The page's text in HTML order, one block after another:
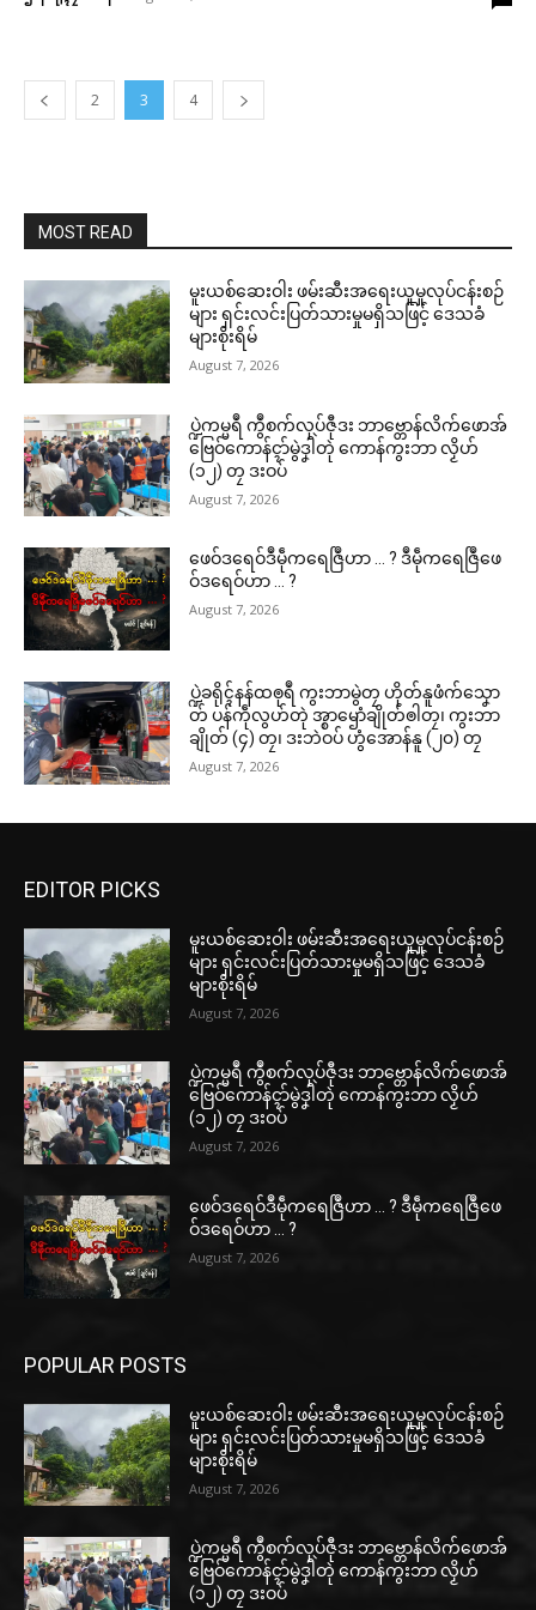
2 3 4
MOST READ
မူးယစ်ဆေးဝါး ဖမ်းဆီးအရေးယူမှုလုပ်ငန်းစဉ်
များ ရှင်းလင်းပြတ်သားမှုမရှိသဖြင့် ဒေသခံ
များစိုးရိမ်
August 7, 2026
ပ္ဍဲကမ္မရဳ ကွဳစက်လုပ်ဇီုဒး ဘာဗ္တောန်လိက်ဖောအ်
ဗြေဝ်ကောန်ၚာ်မွဲဒၞါဲတုဲ ကောန်ကွးဘာ လၟိဟ်
(၁၂) တၠ ဒးဝပ်
August 7, 2026
ဖေဝ်ဒရေဝ်ဒဳမဵုကရေဇြဳဟာ … ? ဒဳမဵုကရေဇြဳဖေ
ဝ်ဒရေဝ်ဟာ … ?
August 7, 2026
ပ္ဍဲခရိုၚ်နန်ထၜုရဳ ကွးဘာမွဲတၠ ဟိုတ်နူဖံက်သၞော
တ် ပန်ကဵုလွဟ်တုဲ အ္စာၝောံချိုတ်ၜါတၠ၊ ကွးဘာ
ချိုတ် (၄) တၠ၊ ဒးဘဲဝပ် ဟွံအောန်နူ (၂၀) တၠ
August 7, 2026
EDITOR PICKS
မူးယစ်ဆေးဝါး ဖမ်းဆီးအရေးယူမှုလုပ်ငန်းစဉ်
များ ရှင်းလင်းပြတ်သားမှုမရှိသဖြင့် ဒေသခံ
များစိုးရိမ်
August 7, 2026
ပ္ဍဲကမ္မရဳ ကွဳစက်လုပ်ဇီုဒး ဘာဗ္တောန်လိက်ဖောအ်
ဗြေဝ်ကောန်ၚာ်မွဲဒၞါဲတုဲ ကောန်ကွးဘာ လၟိဟ်
(၁၂) တၠ ဒးဝပ်
August 7, 2026
ဖေဝ်ဒရေဝ်ဒဳမဵုကရေဇြဳဟာ … ? ဒဳမဵုကရေဇြဳဖေ
ဝ်ဒရေဝ်ဟာ … ?
August 7, 2026
POPULAR POSTS
မူးယစ်ဆေးဝါး ဖမ်းဆီးအရေးယူမှုလုပ်ငန်းစဉ်
များ ရှင်းလင်းပြတ်သားမှုမရှိသဖြင့် ဒေသခံ
များစိုးရိမ်
August 7, 2026
ပ္ဍဲကမ္မရဳ ကွဳစက်လုပ်ဇီုဒး ဘာဗ္တောန်လိက်ဖောအ်
ဗြေဝ်ကောန်ၚာ်မွဲဒၞါဲတုဲ ကောန်ကွးဘာ လၟိဟ်
(၁၂) တၠ ဒးဝပ်